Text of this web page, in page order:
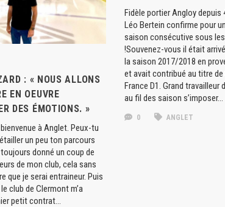
: « NOUS ALLONS
EN OEUVRE
DES ÉMOTIONS. »
à Anglet. Peux-tu
un peu ton parcours
donné un coup de
de mon club, cela sans
que je serai entraineur. Puis
club de Clermont m’a
petit contrat...
Fidèle portier Angloy depuis
Léo Bertein confirme pour
saison consécutive sous
!Souvenez-vous il était
la saison 2017/2018 en
et avait contribué au titre de
France D1. Grand travailleur
au fil des saison s’imposer…
0 ANGLET